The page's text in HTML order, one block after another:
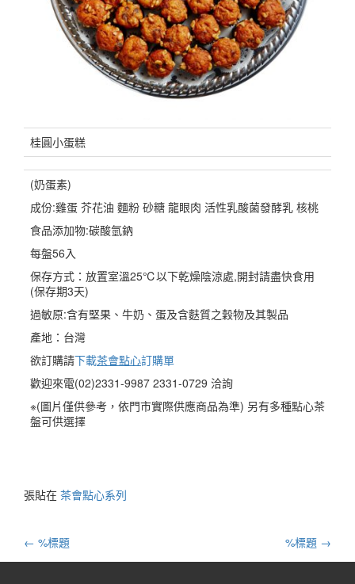
桂圓小蛋糕
(奶蛋素)
成份:雞蛋 芥花油 麵粉 砂糖 龍眼肉 活性乳酸菌發酵乳 核桃
食品添加物:碳酸氫鈉
每盤56入
保存方式：放置室溫25℃以下乾燥陰涼處,開封請盡快食用
(保存期3天)
過敏原:含有堅果、牛奶、蛋及含麩質之穀物及其製品
產地：台灣
欲訂購請下載茶會點心訂購單
歡迎來電(02)2331-9987 2331-0729 洽詢
※(圖片僅供參考，依門市實際供應商品為準) 另有多種點心茶
盤可供選擇
張貼在 茶會點心系列
郵
← %標題 %標題 →